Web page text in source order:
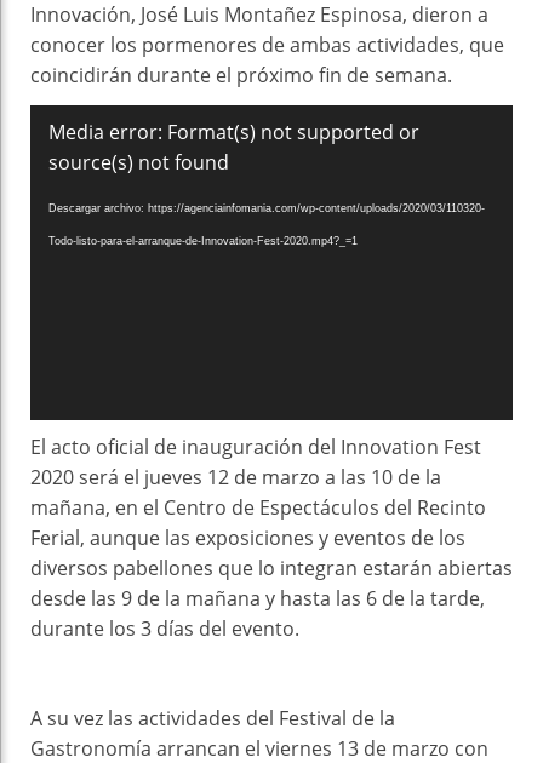
Innovación, José Luis Montañez Espinosa, dieron a
conocer los pormenores de ambas actividades, que
coincidirán durante el próximo fin de semana.
Reproductor
Media error: Format(s) not supported or
source(s) not found
Descargar archivo: https://agenciainfomania.com/wp-content/uploads/2020/03/110320-
Todo-listo-para-el-arranque-de-Innovation-Fest-2020.mp4?_=1
El acto oficial de inauguración del Innovation Fest
2020 será el jueves 12 de marzo a las 10 de la
mañana, en el Centro de Espectáculos del Recinto
Ferial, aunque las exposiciones y eventos de los
diversos pabellones que lo integran estarán abiertas
desde las 9 de la mañana y hasta las 6 de la tarde,
durante los 3 días del evento.
A su vez las actividades del Festival de la
Gastronomía arrancan el viernes 13 de marzo con